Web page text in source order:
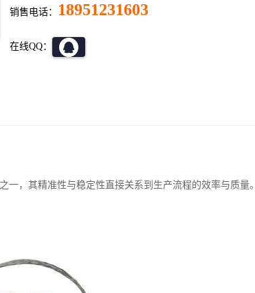
销售电话： 18951231603
在线QQ：
，其精准性与稳定性直接关系到生产流程的效率与质量。